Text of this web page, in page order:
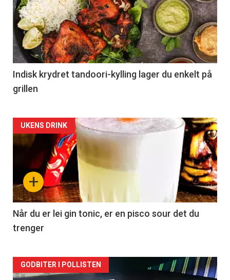
Indisk krydret tandoori-kylling lager du enkelt på
grillen
Forsiden
akkurat
nå
-
2
+
UKENS DRINK
Når du er lei gin tonic, er en pisco sour det du
trenger
Forsiden
GODBITER I POLLISTEN